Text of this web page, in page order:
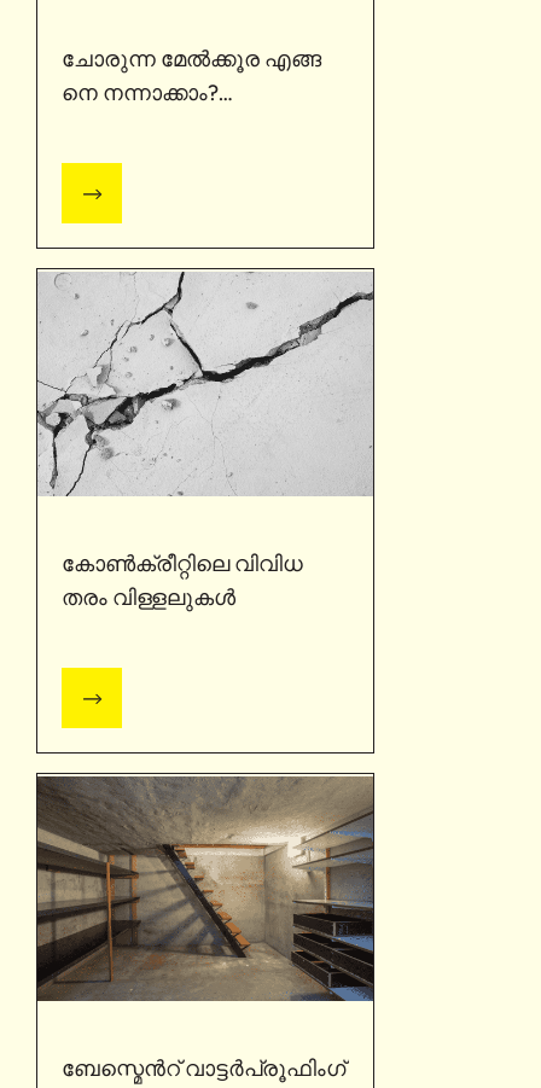
ചോരുന്ന മേൽക്കൂര എങ്ങ
നെ നന്നാക്കാം?
ക്കാനുള്ള വഴികൾ
കോൺക്രീറ്റിലെ വിവിധ
തരം വിള്ളലുകൾ
ബേസ്മെൻറ് വാട്ടർപ്രൂഫിംഗ്